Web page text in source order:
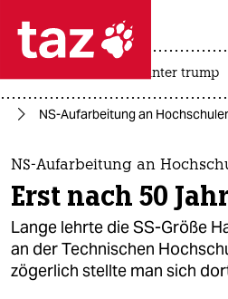
 taz zahl ich
taz zahl ich
themen
politik
öko
gesellschaft
usa unter trump
NS-Aufarbeitung an
NS-Aufarbeitung an
Erst nach 50
Lange lehrte die SS-Größe
an der Technischen
zögerlich stellte man sich